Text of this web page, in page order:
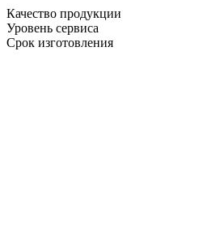
Качество продукции
Уровень сервиса
Срок изготовления